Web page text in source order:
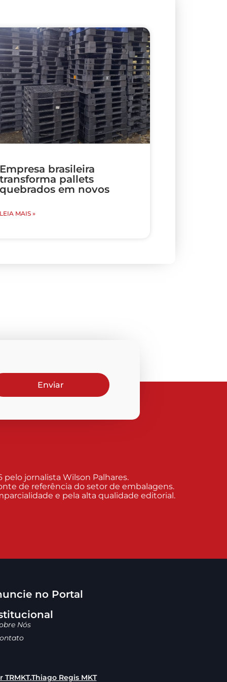
Empresa brasileira
transforma pallets
quebrados em novos
LEIA MAIS »
Enviar
jornalista Wilson Palhares.
de referência do setor de embalagens.
e pela alta qualidade editorial.
no Portal
Nós
Thiago Regis MKT